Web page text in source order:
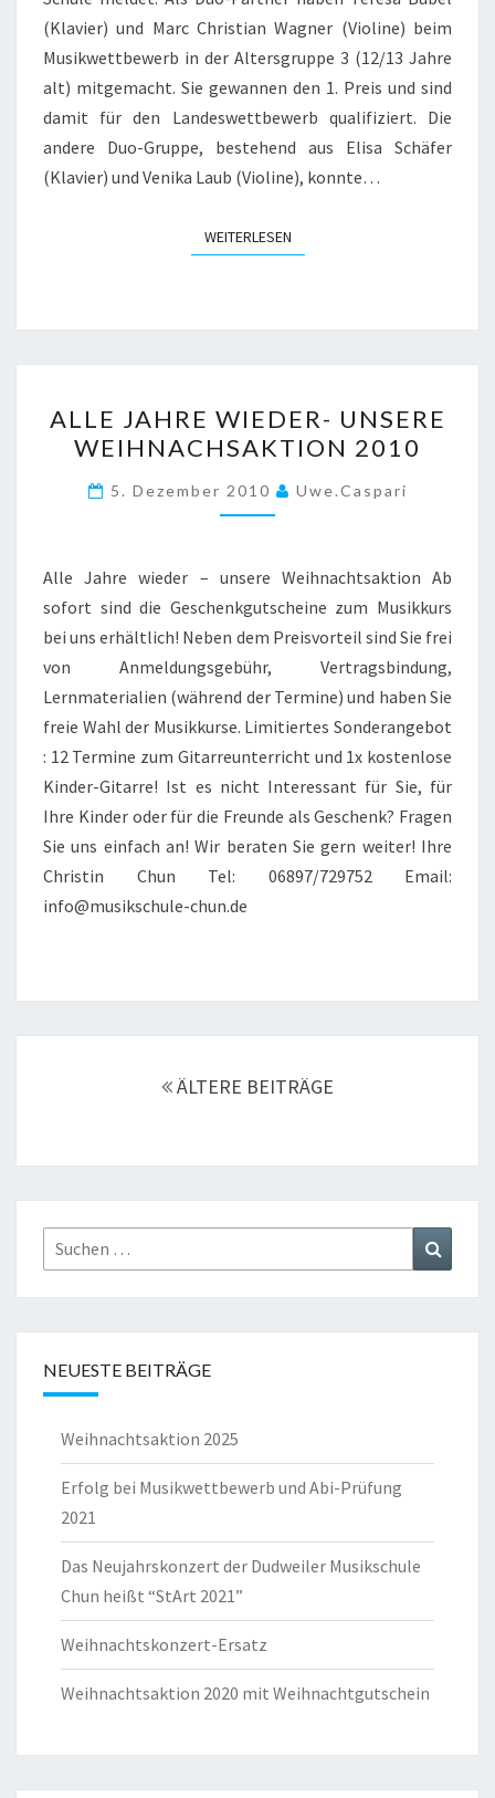
(Klavier) und Marc Christian Wagner (Violine) beim
Musikwettbewerb in der Altersgruppe 3 (12/13 Jahre
alt) mitgemacht. Sie gewannen den 1. Preis und sind
damit für den Landeswettbewerb qualifiziert. Die
andere Duo-Gruppe, bestehend aus Elisa Schäfer
(Klavier) und Venika Laub (Violine), konnte…
WEITERLESENWEITERLESEN
JAHRE
WIEDER-
UNSERE
WEIHNACHSAKTION
ALLE JAHRE WIEDER- UNSERE
WEIHNACHSAKTION 2010
5. Dezember 2010 Uwe.caspari
Alle Jahre wieder – unsere Weihnachtsaktion Ab
sofort sind die Geschenkgutscheine zum Musikkurs
bei uns erhältlich! Neben dem Preisvorteil sind Sie frei
von Anmeldungsgebühr, Vertragsbindung,
Lernmaterialien (während der Termine) und haben Sie
freie Wahl der Musikkurse. Limitiertes Sonderangebot
: 12 Termine zum Gitarreunterricht und 1x kostenlose
Kinder-Gitarre! Ist es nicht Interessant für Sie, für
Ihre Kinder oder für die Freunde als Geschenk? Fragen
Sie uns einfach an! Wir beraten Sie gern weiter! Ihre
Christin Chun Tel: 06897/729752 Email:
info@musikschule-chun.de
ÄLTERE BEITRÄGE
Suchen
nach:
NEUESTE BEITRÄGE
Weihnachtsaktion 2025
Erfolg bei Musikwettbewerb und Abi-Prüfung
2021
Das Neujahrskonzert der Dudweiler Musikschule
Chun heißt “StArt 2021”
Weihnachtskonzert-Ersatz
Weihnachtsaktion 2020 mit Weihnachtgutschein